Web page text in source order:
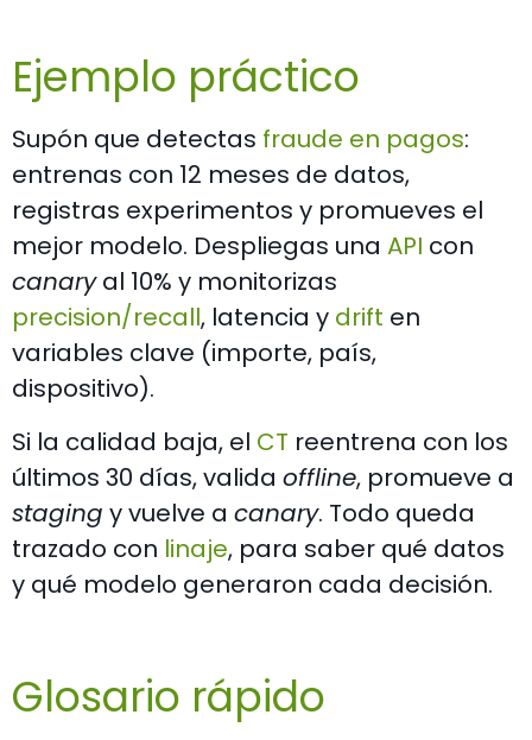
Ejemplo práctico
Supón que detectas fraude en pagos:
entrenas con 12 meses de datos,
registras experimentos y promueves el
mejor modelo. Despliegas una API con
canaryal 10% y monitorizas
precision/recall, latencia y drift en
variables clave (importe, país,
dispositivo).
Si la calidad baja, el CT reentrena con los
últimos 30 días, valida offline, promueve a
staging y vuelve a canary. Todo queda
trazado con linaje, para saber qué datos
y qué modelo generaron cada decisión.
Glosario rápido